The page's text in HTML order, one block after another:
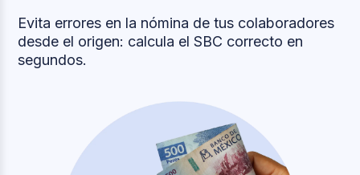
Evita errores en la nómina de tus colaboradores
desde el origen: calcula el SBC correcto en
segundos.